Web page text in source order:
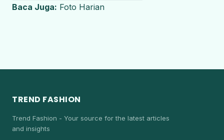
Baca Juga: Foto Harian
TREND FASHION
Trend Fashion - Your source for the latest articles
and insights